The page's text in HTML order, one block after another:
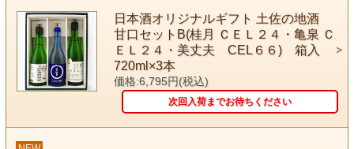
日本酒オリジナルギフト 土佐の地酒
甘口セットB(桂月 ＣＥＬ２４・亀泉 Ｃ
ＥＬ２４・美丈夫 CEL６６) 箱入
720ml×3本
価格:6,795円(税込)
次回入荷までお待ちください